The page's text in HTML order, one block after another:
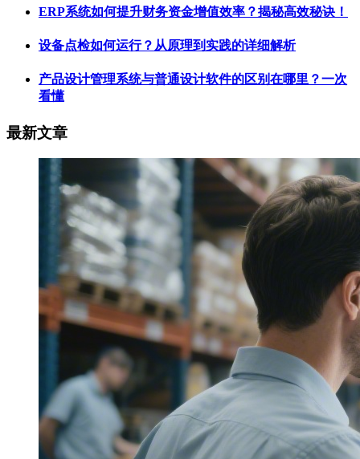
ERP系统如何提升财务资金增值效率？揭秘高效秘诀！
设备点检如何运行？从原理到实践的详细解析
产品设计管理系统与普通设计软件的区别在哪里？一次
看懂
最新文章